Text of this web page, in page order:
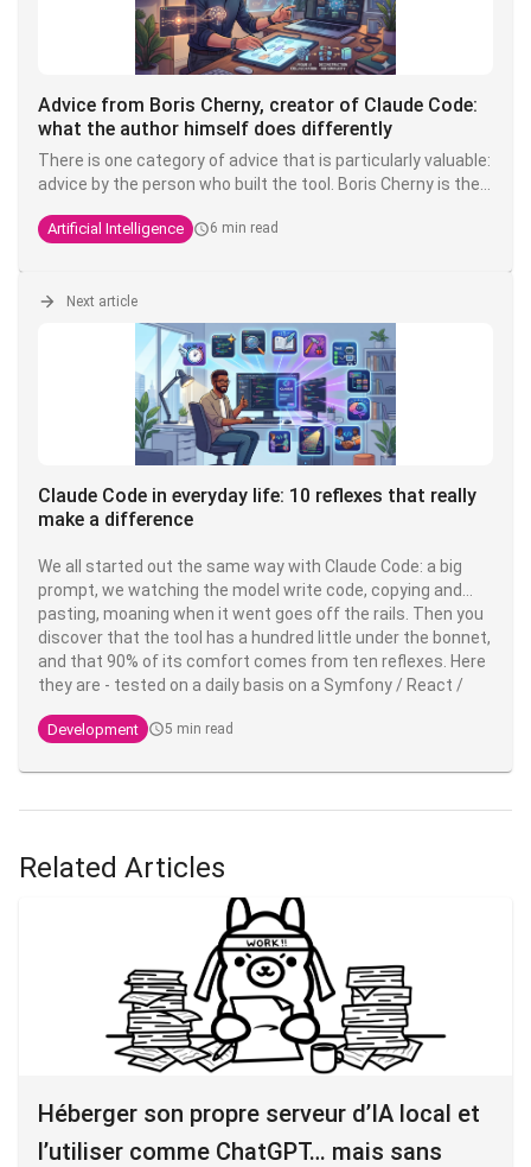
Advice from Boris Cherny, creator of Claude Code:
what the author himself does differently
There is one category of advice that is particularly valuable:
advice by the person who built the tool. Boris Cherny is the
shares his practices on X, and what's striking is that his
productive.
Artificial Intelligence 6 min read
Next article
Claude Code in everyday life: 10 reflexes that really
make a difference
We all started out the same way with Claude Code: a big
prompt, we watching the model write code, copying and
pasting, moaning when it went goes off the rails. Then you
discover that the tool has a hundred little under the bonnet,
and that 90% of its comfort comes from ten reflexes. Here
they are - tested on a daily basis on a Symfony / React /
Development 5 min read
Related Articles
Héberger son propre serveur d’IA local et
l’utiliser comme ChatGPT… mais sans